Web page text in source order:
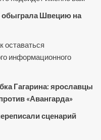
обыграла Швецию на
оставаться
информационного
Гагарина: ярославцы
«Авангарда»
сценарий